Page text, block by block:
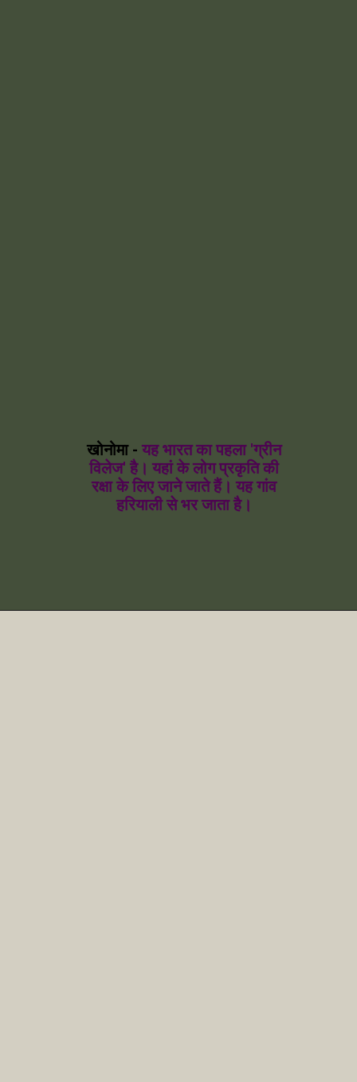
खोनोमा - यह भारत का पहला 'ग्रीन
विलेज' है। यहां के लोग प्रकृति की
रक्षा के लिए जाने जाते हैं। यह गांव
हरियाली से भर जाता है।